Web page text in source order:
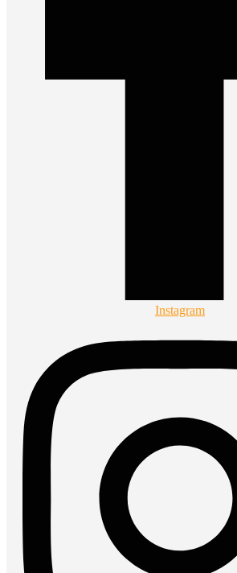
Instagram